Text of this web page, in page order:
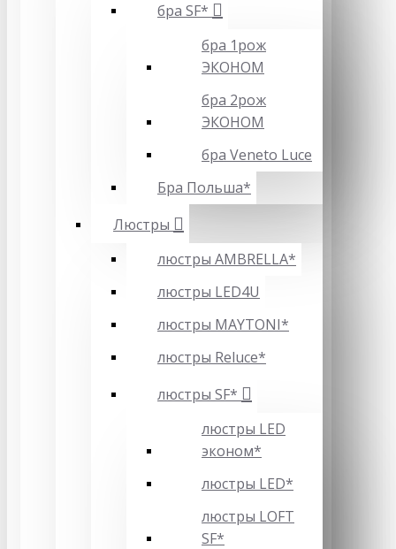
бра SF*
бра 1рож
ЭКОНОМ
бра 2рож
ЭКОНОМ
бра Veneto Luce
Бра Польша*
Люстры
люстры AMBRELLA*
люстры LED4U
люстры MAYTONI*
люстры Reluce*
люстры SF*
люстры LED
эконом*
люстры LED*
люстры LOFT
SF*